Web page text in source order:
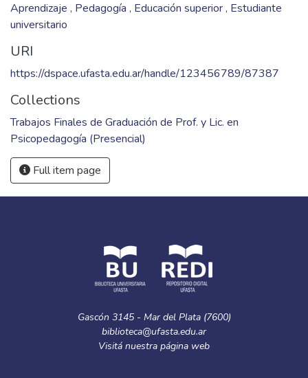
Aprendizaje , Pedagogía , Educación superior, Estudiante
universitario
URI
https://dspace.ufasta.edu.ar/handle/123456789/87387
Collections
Trabajos Finales de Graduación de Prof. y Lic. en
Psicopedagogía (Presencial)
Full item page
Gascón 3145 - Mar del Plata (7600)
biblioteca@ufasta.edu.ar
Visitá nuestra página web